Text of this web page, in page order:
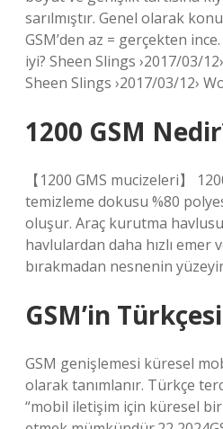
sarılmıştır. Genel olarak
GSM’den az = gerçekten
iyi? Sheen Slings ›2017/03/
Sheen Slings ›2017/03/12›
1200 GSM
【1200 GMS mucizeleri】
temizleme dokusu %80
oluşur. Araç kurutma
havlulardan daha hızlı emer
bırakmadan nesnenin
GSM’in
GSM genişlemesi küresel
olarak tanımlanır. Türkçe
“mobil iletişim için küresel